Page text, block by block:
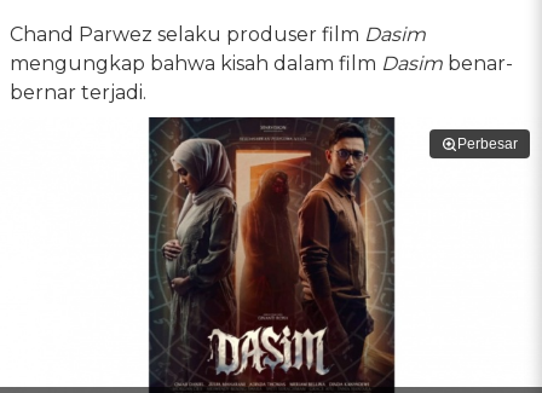
Chand Parwez selaku produser film Dasim
mengungkap bahwa kisah dalam film Dasim benar-
bernar terjadi.
Perbesar